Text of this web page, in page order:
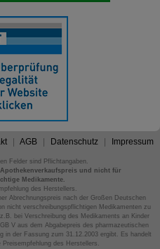
AGB Datenschutz Impressum
Felder sind Pflichtangaben.
und nicht für
Medikamente.
des Herstellers.
Abrechnungspreis nach der Großen Deutschen
nicht verschreibungspflichtigen Medikamenten zu
bei Verschreibung des Medikaments an Kinder
V aus dem Abgabepreis des pharmazeutischen
in der Fassung zum 31.12.2003 ergibt. Es handelt
Preisempfehlung des Herstellers.